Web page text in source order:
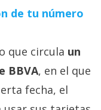
de tu número
que circula un
BBVA, en el que
fecha, el